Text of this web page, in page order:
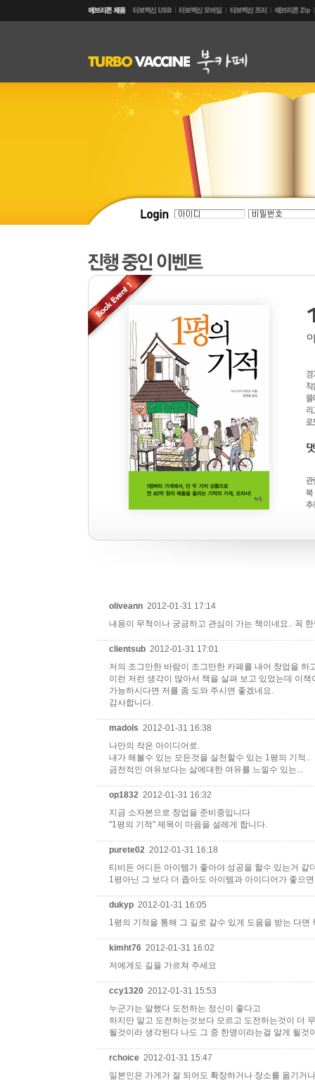
oliveann 2012-01-31 17:14
내용이 무척이나 궁금하고 관심이 가는 책이네요.. 꼭
clientsub 2012-01-31 17:01
저의 조그만한 바람이 조그만한 카페를 내어 창업을 하
이런 저런 생각이 많아서 책을 살펴 보고 있었는데 이책
가능하시다면 저를 좀 도와 주시면 좋겠네요.
감사합니다.
madols 2012-01-31 16:38
나만의 작은 아이디어로.
내가 해볼수 있는 모든것을 실천할수 있는 1평의 기적..
금전적인 여유보다는 삶에대한 여유를 느낄수 있는...
op1832 2012-01-31 16:32
지금 소자본으로 창업을 준비중입니다
"1평의 기적" 제목이 마음을 설레게 합니다.
purete02 2012-01-31 16:18
티비든 어디든 아이템가 좋아야 성공을 할수 있는거 같
1평아닌 그 보다 더 좁아도 아이템과 아이디어가 좋으
dukyp 2012-01-31 16:05
1평의 기적을 통해 그 길로 갈수 있게 도움을 받는 다
kimht76 2012-01-31 16:02
저에게도 길을 가르쳐 주세요
ccy1320 2012-01-31 15:53
누군가는 말했다 도전하는 정신이 좋다고
하지만 알고 도전하는것보다 모르고 도전하는것이 더
될것이라 생각된다 나도 그 중 한명이라는걸 알게 될것
rchoice 2012-01-31 15:47
일본인은 가게가 잘 되어도 확장하거나 장소를 옮기거